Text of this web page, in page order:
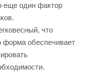
еще один фактор
что
форма обеспечивает